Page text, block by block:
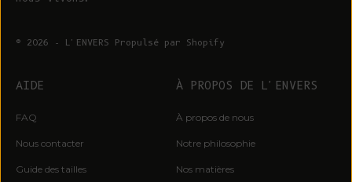
© 2026 - L'ENVERS Propulsé par Shopify
AIDE
FAQ
Nous contacter
Guide des tailles
À PROPOS DE L'ENVERS
À propos de nous
Notre philosophie
Nos matières